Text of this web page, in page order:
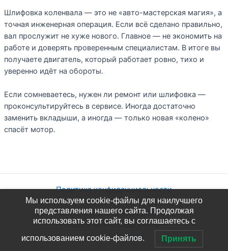
Шлифовка коленвала — это не «авто-мастерская магия», а
точная инженерная операция. Если всё сделано правильно,
вал прослужит не хуже нового. Главное — не экономить на
работе и доверять проверенным специалистам. В итоге вы
получаете двигатель, который работает ровно, тихо и
уверенно идёт на обороты.
Если сомневаетесь, нужен ли ремонт или шлифовка —
проконсультируйтесь в сервисе. Иногда достаточно
заменить вкладыши, а иногда — только новая «колено»
спасёт мотор.
Политика конфиденциальности
Согласие на обработку ПДн
Согласие на получение рекламы
Разработка и продвижение —
Студия Впереди
Мы используем cookie-файлы для наилучшего
представления нашего сайта. Продолжая
использовать этот сайт, вы соглашаетесь с
использованием cookie-файлов. Принять